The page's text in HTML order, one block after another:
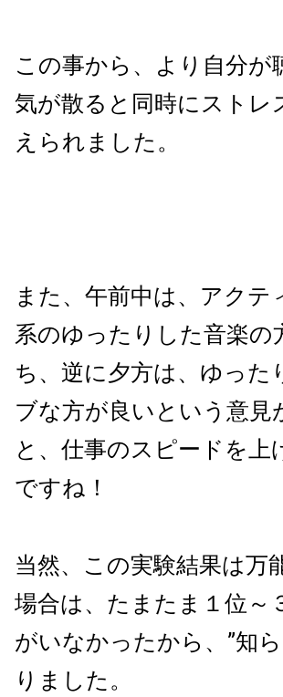
この事から、より自分
気が散ると同時にスト
えられました。
また、午前中は、アク
系のゆったりした音楽
ち、逆に夕方は、ゆっ
ブな方が良いという意
と、仕事のスピードを
ですね！
当然、この実験結果は万
場合は、たまたま１位～
がいなかったから、 ”知
りました。